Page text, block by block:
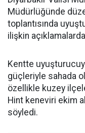
Müdürlüğünde
toplantısında
ilişkin
Kentte
güçleriyle sahada
özellikle kuzey
Hint keneviri ekim
söyledi.